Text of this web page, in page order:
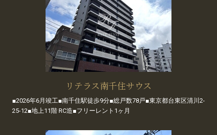
リテラス南千住サウス
■2026年6月竣工■南千住駅徒歩9分■総戸数78戸■東京都台東区清川2-
25-12■地上11階 RC造■フリーレント1ヶ月